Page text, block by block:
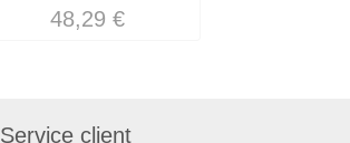
48,29 €
Service client